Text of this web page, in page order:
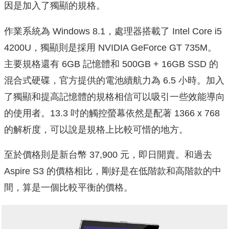
因是加入了獨顯的規格。
作業系統為 Windows 8.1，處理器搭載了 Intel Core i5
4200U，獨顯則是採用 NVIDIA GeForce GT 735M。
主要規格還有 6GB 記憶體和 500GB + 16GB SSD 的
混合式硬碟，官方提供的電池續航力為 6.5 小時。加入
了獨顯和提高記憶體的規格相信可以吸引一些效能導向
的使用者。13.3 吋的觸控螢幕依然是配著 1366 x 768
的解析度，可以說是規格上比較可惜的地方。
至於價格則是新台幣 37,900 元，即日開賣。和過去
Aspire S3 的價格相比，剛好是在低階款和高階款的中
間，算是一個比較平衡的價格。